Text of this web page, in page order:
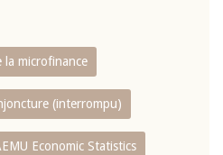
microfinance
(interrompu)
Economic Statistics